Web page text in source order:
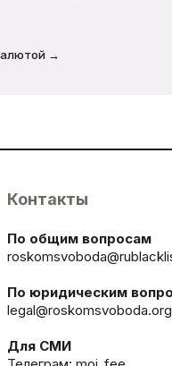
→
Контакты
По общим вопросам
По юридическим
legal@roskomsvoboda.org
Для СМИ